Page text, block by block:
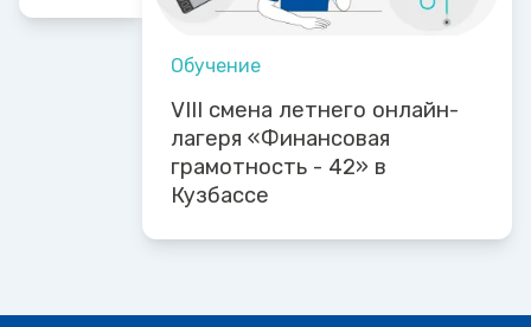
Обучение
VIII смена летнего онлайн-
лагеря «Финансовая
грамотность - 42» в
Кузбассе